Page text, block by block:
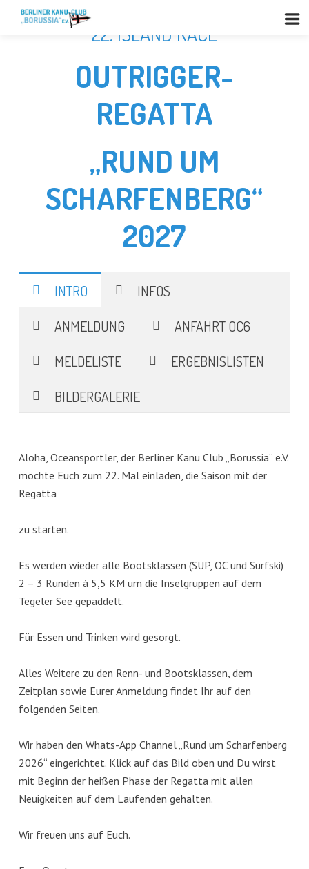
22. ISLAND RACE
OUTRIGGER-
REGATTA
„RUND UM
SCHARFENBERG“
2027
INTRO
INFOS
ANMELDUNG
ANFAHRT OC6
MELDELISTE
ERGEBNISLISTEN
BILDERGALERIE
Aloha, Oceansportler, der Berliner Kanu Club „Borussia“ e.V.
möchte Euch zum 22. Mal einladen, die Saison mit der
Regatta
zu starten.
Es werden wieder alle Bootsklassen (SUP, OC und Surfski)
2 – 3 Runden á 5,5 KM um die Inselgruppen auf dem
Tegeler See gepaddelt.
Für Essen und Trinken wird gesorgt.
Alles Weitere zu den Renn- und Bootsklassen, dem
Zeitplan sowie Eurer Anmeldung findet Ihr auf den
folgenden Seiten.
Wir haben den Whats-App Channel „Rund um Scharfenberg
2026“ eingerichtet. Klick auf das Bild oben und Du wirst
mit Beginn der heißen Phase der Regatta mit allen
Neuigkeiten auf dem Laufenden gehalten.
Wir freuen uns auf Euch.